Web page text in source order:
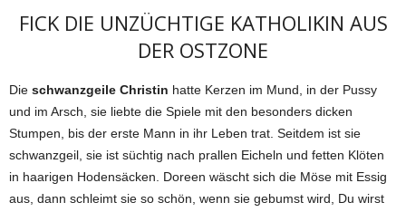
FICK DIE UNZÜCHTIGE KATHOLIKIN AUS
DER OSTZONE
Die schwanzgeile Christin hatte Kerzen im Mund, in der Pussy
und im Arsch, sie liebte die Spiele mit den besonders dicken
Stumpen, bis der erste Mann in ihr Leben trat. Seitdem ist sie
schwanzgeil, sie ist süchtig nach prallen Eicheln und fetten Klöten
in haarigen Hodensäcken. Doreen wäscht sich die Möse mit Essig
aus, dann schleimt sie so schön, wenn sie gebumst wird, Du wirst